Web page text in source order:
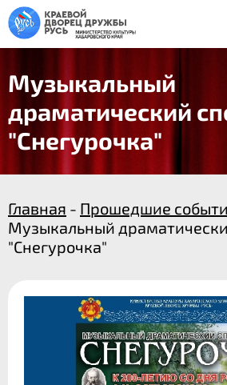
Музыкальный
драматический
"Снегурочка"
Главная - Прошедшие
Музыкальный
"Снегурочка"